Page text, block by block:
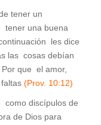
tener un
tener una buena
les dice
las cosas debían
Por que el amor,
(Prov. 10:12)
como discípulos de
de Dios para